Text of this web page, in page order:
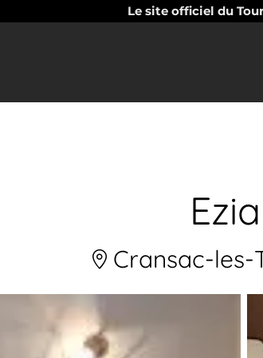
Le site officiel du
Cransac-les-